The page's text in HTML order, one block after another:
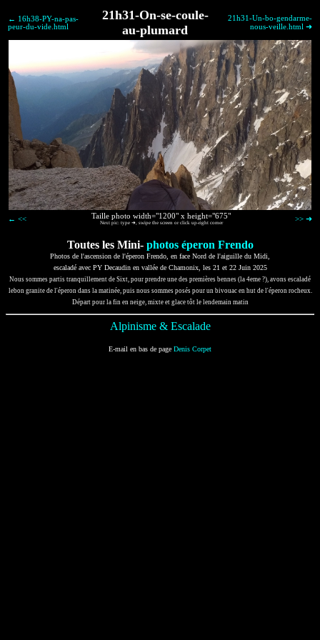
← 16h38-PY-na-pas-
peur-du-vide.html
21h31-On-se-coule-
au-plumard
21h31-Un-bo-gendarme-
nous-veille.html ➜
← << Taille photo width="1200" x height="675"
Next pic: type ➜, swipe the screen or click up-right corner >> ➜
Toutes les Mini- photos éperon Frendo
Photos de l'ascension de l'éperon Frendo, en face Nord de l'aiguille du Midi,
escaladé avec PY Decaudin en vallée de Chamonix, les 21 et 22 Juin 2025
Nous sommes partis tranquillement de Sixt, pour prendre une des premières bennes (la 4eme ?), avons escaladé
lebon granite de l'éperon dans la matinée, puis nous sommes posés pour un bivouac en hut de l'éperon rocheux.
Départ pour la fin en neige, mixte et glace tôt le lendemain matin
Alpinisme & Escalade
E-mail en bas de page Denis Corpet